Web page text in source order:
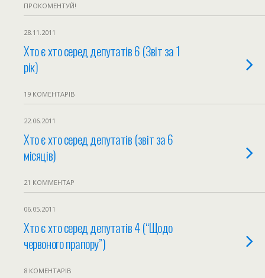
ПРОКОМЕНТУЙ!
28.11.2011
Хто є хто серед депутатів 6 (Звіт за 1
рік)
19 КОМЕНТАРІВ
22.06.2011
Хто є хто серед депутатів (звіт за 6
місяців)
21 КОММЕНТАР
06.05.2011
Хто є хто серед депутатів 4 (“Щодо
червоного прапору”)
8 КОМЕНТАРІВ